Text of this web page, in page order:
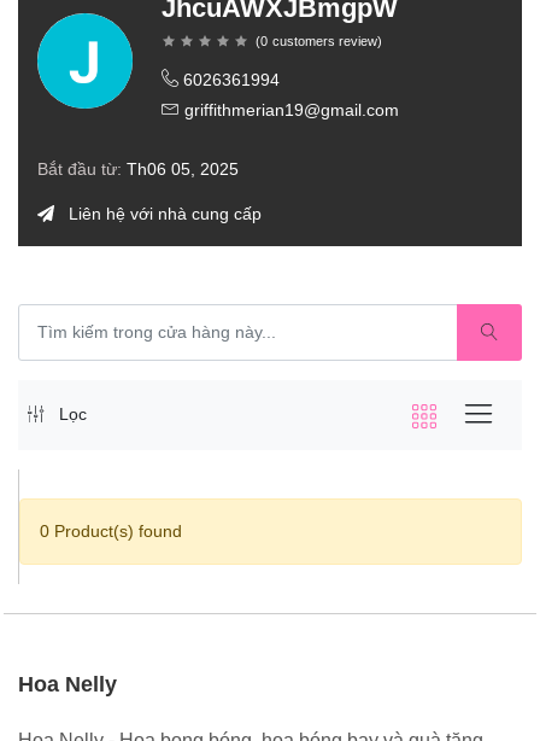
JhcuAWXJBmgpW
(0 customers review)
6026361994
griffithmerian19@gmail.com
Bắt đầu từ: Th06 05, 2025
Liên hệ với nhà cung cấp
Lọc
0 Product(s) found
Hoa Nelly